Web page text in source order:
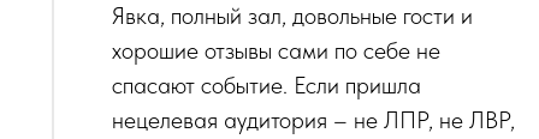
Явка, полный зал, довольные гости и
хорошие отзывы сами по себе не
спасают событие. Если пришла
нецелевая аудитория – не ЛПР, не ЛВР,